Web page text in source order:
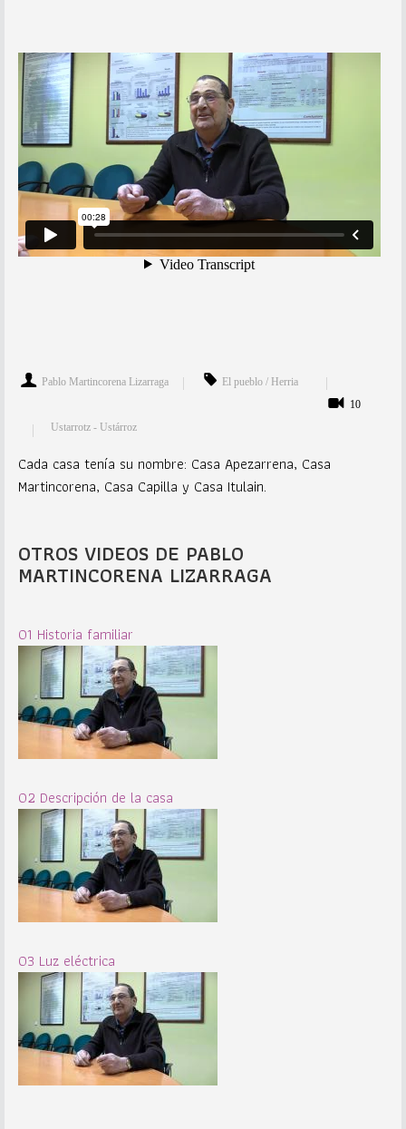
Pablo Martincorena Lizarraga
El pueblo / Herria
10
Ustarrotz - Ustárroz
Cada casa tenía su nombre: Casa Apezarrena, Casa
Martincorena, Casa Capilla y Casa Itulain.
OTROS VIDEOS DE PABLO
MARTINCORENA LIZARRAGA
01 Historia familiar
02 Descripción de la casa
03 Luz eléctrica